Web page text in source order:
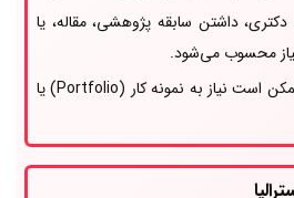
داشتن سابقه پژوهشی، مقاله، یا
محسوب می‌شود.
برای رشته‌های خاص ممکن است نیاز به نمونه کار (Portfolio) یا